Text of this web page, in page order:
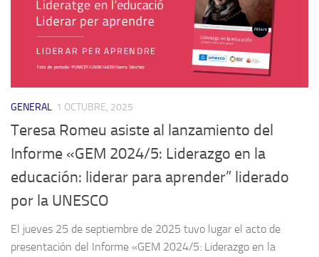
GENERAL 1 OCTUBRE, 2025
Teresa Romeu asiste al lanzamiento del
Informe «GEM 2024/5: Liderazgo en la
educación: liderar para aprender” liderado
por la UNESCO
El jueves 25 de septiembre de 2025 tuvo lugar el acto de
presentación del Informe «GEM 2024/5: Liderazgo en la